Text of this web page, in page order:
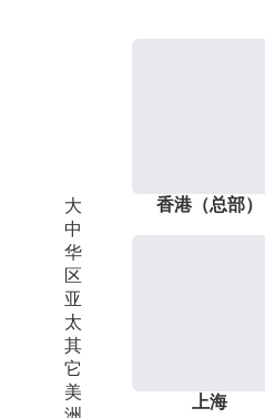
大
中
华
区
亚
太
其
它
美
香港（总部）
上海